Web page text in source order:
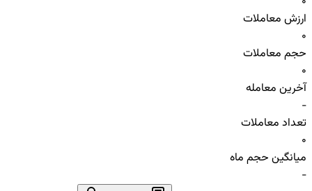
ارزش معاملات
0
حجم معاملات
0
آخرین معامله
-
تعداد معاملات
0
میانگین حجم ماه
-